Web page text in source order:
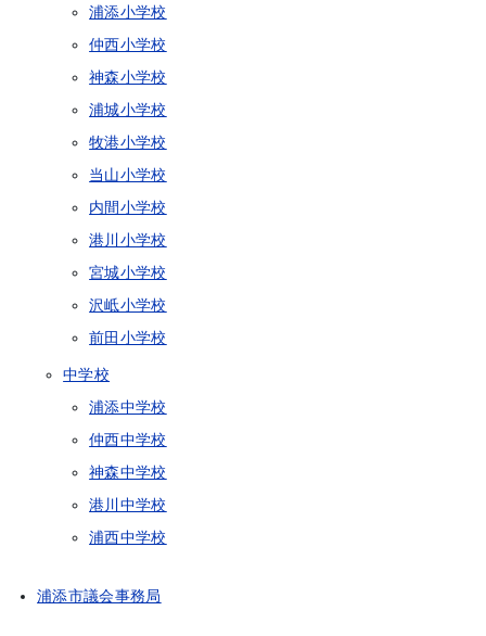
浦添小学校
仲西小学校
神森小学校
浦城小学校
牧港小学校
当山小学校
内間小学校
港川小学校
宮城小学校
沢岻小学校
前田小学校
中学校
浦添中学校
仲西中学校
神森中学校
港川中学校
浦西中学校
浦添市議会事務局